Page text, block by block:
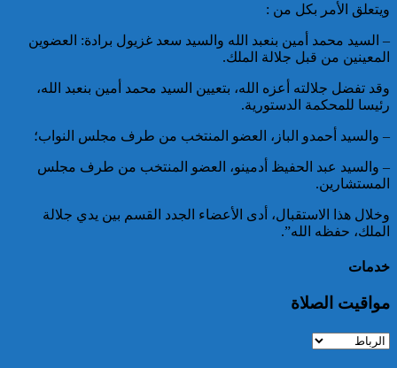
الوكيل العام للملك بمحكمة
الاستئناف بالدار البيضاء على
خلفية ادعاءات وهمية وجرائم
مزعومة نسبها له حساب على
شبكات التواصل الاجتماعي
خبير: “البيعة الإلكترونية” تكشف
تحول الإرهاب الرقمي بعد تفكيك
خلية داعشية بتطوان
كاريكاتير
ويتعلق الأمر بكل من :
– السيد محمد أمين بنعبد الله والسيد سعد غزيول برادة: العضوين
المعينين من قبل جلالة الملك.
وقد تفضل جلالته أعزه الله، بتعيين السيد محمد أمين بنعبد الله،
رئيسا للمحكمة الدستورية.
– والسيد أحمدو الباز، العضو المنتخب من طرف مجلس النواب؛
– والسيد عبد الحفيظ أدمينو، العضو المنتخب من طرف مجلس
المستشارين.
وخلال هذا الاستقبال، أدى الأعضاء الجدد القسم بين يدي جلالة
الملك، حفظه الله”.
خدمات
مواقيت الصلاة